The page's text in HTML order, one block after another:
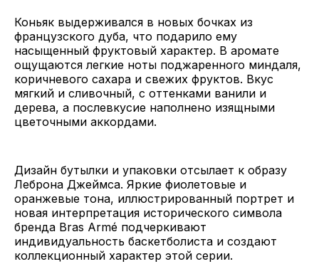
Коньяк выдерживался в новых бочках из
французского дуба, что подарило ему
насыщенный фруктовый характер. В аромате
ощущаются легкие ноты поджаренного миндаля,
коричневого сахара и свежих фруктов. Вкус
мягкий и сливочный, с оттенками ванили и
дерева, а послевкусие наполнено изящными
цветочными аккордами.
Дизайн бутылки и упаковки отсылает к образу
Леброна Джеймса. Яркие фиолетовые и
оранжевые тона, иллюстрированный портрет и
новая интерпретация исторического символа
бренда Bras Armé подчеркивают
индивидуальность баскетболиста и создают
коллекционный характер этой серии.